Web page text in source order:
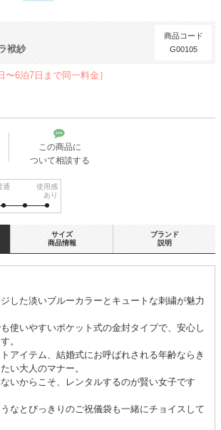
袱紗
商品コード
G00105
〜6泊7日まで同一料金］
この商品に
ついて相談する
通
使用感
あり
した淡いブルーカラーとキュートな刺繍が魅力
使いやすいポケット式の金封タイプで、安心し
。
アイテム、結婚式にお呼ばれされる年齢ならき
い大人のマナー。
いからこそ、レンタルするのが賢い女子です
なとびっきりのご祝儀袋も一緒にチョイスして
サイズ
商品情報
ブランド
説明